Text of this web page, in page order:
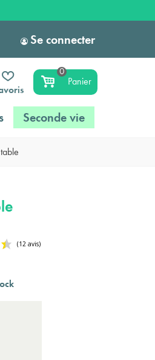
Se connecter
0
Panier
Seconde vie